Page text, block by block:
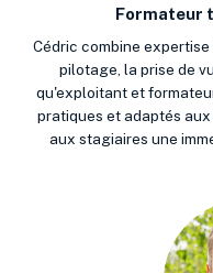
Formateur
Cédric combine
pilotage, la prise de
qu'exploitant et
pratiques et adaptés
aux stagiaires une